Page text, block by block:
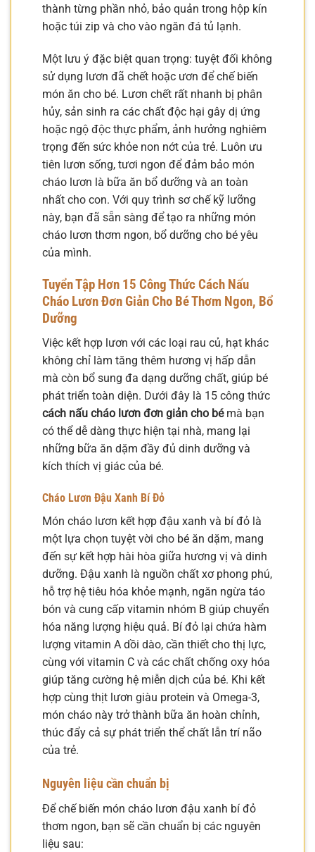
thành từng phần nhỏ, bảo quản trong hộp kín
hoặc túi zip và cho vào ngăn đá tủ lạnh.
Một lưu ý đặc biệt quan trọng: tuyệt đối không
sử dụng lươn đã chết hoặc ươn để chế biến
món ăn cho bé. Lươn chết rất nhanh bị phân
hủy, sản sinh ra các chất độc hại gây dị ứng
hoặc ngộ độc thực phẩm, ảnh hưởng nghiêm
trọng đến sức khỏe non nớt của trẻ. Luôn ưu
tiên lươn sống, tươi ngon để đảm bảo món
cháo lươn là bữa ăn bổ dưỡng và an toàn
nhất cho con. Với quy trình sơ chế kỹ lưỡng
này, bạn đã sẵn sàng để tạo ra những món
cháo lươn thơm ngon, bổ dưỡng cho bé yêu
của mình.
Tuyển Tập Hơn 15 Công Thức Cách Nấu
Cháo Lươn Đơn Giản Cho Bé Thơm Ngon, Bổ
Dưỡng
Việc kết hợp lươn với các loại rau củ, hạt khác
không chỉ làm tăng thêm hương vị hấp dẫn
mà còn bổ sung đa dạng dưỡng chất, giúp bé
phát triển toàn diện. Dưới đây là 15 công thức
cách nấu cháo lươn đơn giản cho bémà bạn
có thể dễ dàng thực hiện tại nhà, mang lại
những bữa ăn dặm đầy đủ dinh dưỡng và
kích thích vị giác của bé.
Cháo Lươn Đậu Xanh Bí Đỏ
Món cháo lươn kết hợp đậu xanh và bí đỏ là
một lựa chọn tuyệt vời cho bé ăn dặm, mang
đến sự kết hợp hài hòa giữa hương vị và dinh
dưỡng. Đậu xanh là nguồn chất xơ phong phú,
hỗ trợ hệ tiêu hóa khỏe mạnh, ngăn ngừa táo
bón và cung cấp vitamin nhóm B giúp chuyển
hóa năng lượng hiệu quả. Bí đỏ lại chứa hàm
lượng vitamin A dồi dào, cần thiết cho thị lực,
cùng với vitamin C và các chất chống oxy hóa
giúp tăng cường hệ miễn dịch của bé. Khi kết
hợp cùng thịt lươn giàu protein và Omega-3,
món cháo này trở thành bữa ăn hoàn chỉnh,
thúc đẩy cả sự phát triển thể chất lẫn trí não
của trẻ.
Nguyên liệu cần chuẩn bị
Để chế biến món cháo lươn đậu xanh bí đỏ
thơm ngon, bạn sẽ cần chuẩn bị các nguyên
liệu sau: